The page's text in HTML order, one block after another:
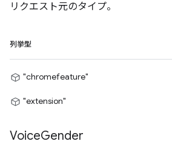
リクエスト元のタイプ。
列挙型
"chromefeature"
"extension"
VoiceGender